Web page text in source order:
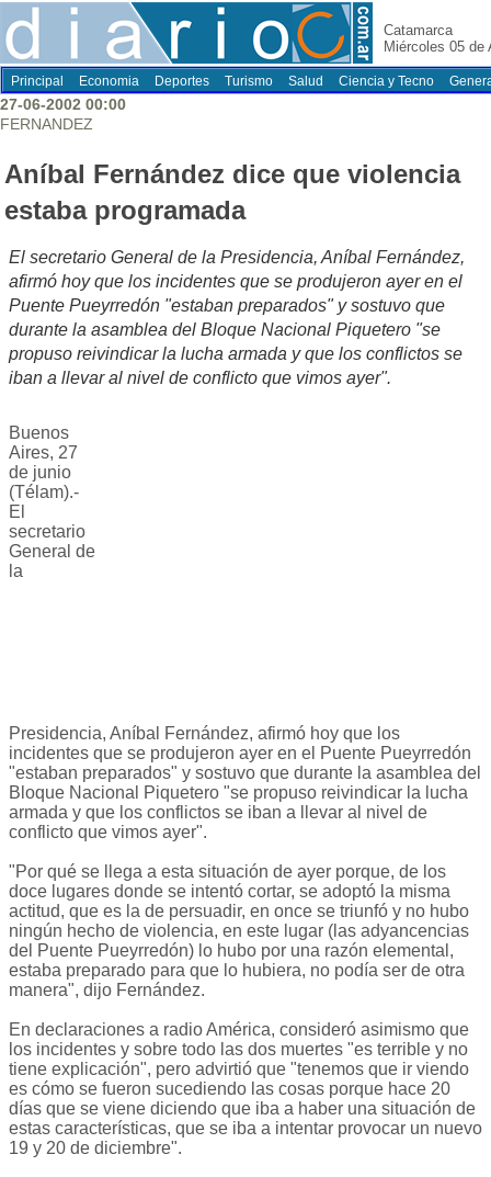
Catamarca
Miércoles 05 de
Principal Economia Deportes Turismo Salud Ciencia y Tecno
27-06-2002 00:00
FERNANDEZ
Aníbal Fernández dice que violencia
estaba programada
El secretario General de la Presidencia, Aníbal Fernández,
afirmó hoy que los incidentes que se produjeron ayer en el
Puente Pueyrredón "estaban preparados" y sostuvo que
durante la asamblea del Bloque Nacional Piquetero "se
propuso reivindicar la lucha armada y que los conflictos se
iban a llevar al nivel de conflicto que vimos ayer".
Buenos
Aires, 27
de junio
(Télam).-
El
secretario
General de
la
Presidencia, Aníbal Fernández, afirmó hoy que los
incidentes que se produjeron ayer en el Puente Pueyrredón
"estaban preparados" y sostuvo que durante la asamblea del
Bloque Nacional Piquetero "se propuso reivindicar la lucha
armada y que los conflictos se iban a llevar al nivel de
conflicto que vimos ayer".
"Por qué se llega a esta situación de ayer porque, de los
doce lugares donde se intentó cortar, se adoptó la misma
actitud, que es la de persuadir, en once se triunfó y no hubo
ningún hecho de violencia, en este lugar (las adyancencias
del Puente Pueyrredón) lo hubo por una razón elemental,
estaba preparado para que lo hubiera, no podía ser de otra
manera", dijo Fernández.
En declaraciones a radio América, consideró asimismo que
los incidentes y sobre todo las dos muertes "es terrible y no
tiene explicación", pero advirtió que "tenemos que ir viendo
es cómo se fueron sucediendo las cosas porque hace 20
días que se viene diciendo que iba a haber una situación de
estas características, que se iba a intentar provocar un nuevo
19 y 20 de diciembre".